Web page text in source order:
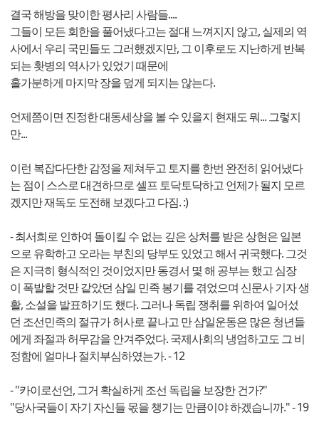
결국 해방을 맞이한 평사리 사람들....
그들이 모든 회한을 풀어냈다고는 절대 느껴지지 않고, 실제의 역
사에서 우리 국민들도 그러했겠지만, 그 이후로도 지난하게 반복
되는 홧병의 역사가 있었기 때문에
홀가분하게 마지막 장을 덮게 되지는 않는다.
언제쯤이면 진정한 대동세상을 볼 수 있을지 현재도 뭐... 그렇지
만...
이런 복잡다단한 감정을 제쳐두고 토지를 한번 완전히 읽어냈다
는 점이 스스로 대견하므로 셀프 토닥토닥하고 언제가 될지 모르
겠지만 재독도 도전해 보겠다고 다짐. :)
- 최서희로 인하여 돌이킬 수 없는 깊은 상처를 받은 상현은 일본
으로 유학하고 오라는 부친의 당부도 있었고 해서 귀국했다. 그것
은 지극히 형식적인 것이었지만 동경서 몇 해 공부는 했고 심장
이 폭발할 것만 같았던 삼일 민족 봉기를 겪었으며 신문사 기자 생
활, 소설을 발표하기도 했다. 그러나 독립 쟁취를 위하여 일어섰
던 조선민족의 절규가 허사로 끝나고 만 삼일운동은 많은 청년들
에게 좌절과 허무감을 안겨주었다. 국제사회의 냉엄하고도 그 비
정함에 얼마나 절치부심하였는가. - 12
- "카이로선언, 그거 확실하게 조선 독립을 보장한 건가?"
"당사국들이 자기 자신들 몫을 챙기는 만큼이야 하겠습니까." - 19